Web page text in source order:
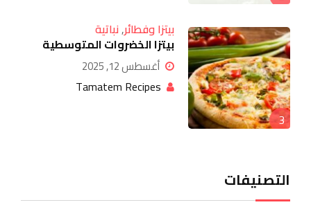
3
بيتزا وفطائر,نباتية
بيتزا الخضروات المتوسطية
أغسطس 12, 2025
Tamatem Recipes
التصنيفات